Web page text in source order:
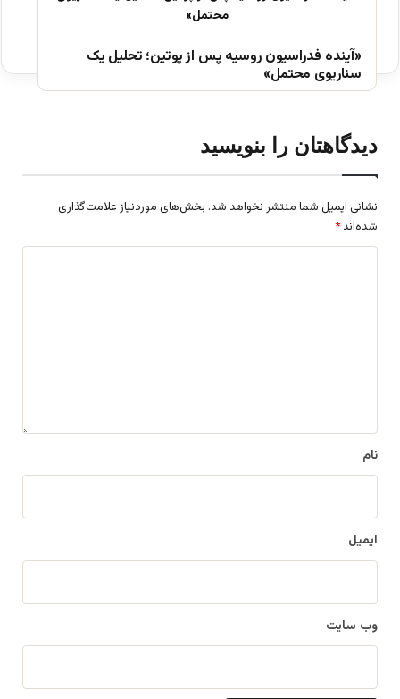
«آینده فدراسیون روسیه پس از پوتین؛ تحلیل یک
سناریوی محتمل»
دیدگاهتان را بنویسید
نشانی ایمیل شما منتشر نخواهد شد. بخش‌های موردنیاز علامت‌گذاری
شده‌اند *
نام
ایمیل
وب‌ سایت